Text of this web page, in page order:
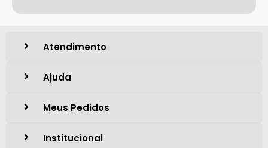
Atendimento
Ajuda
Meus Pedidos
Institucional